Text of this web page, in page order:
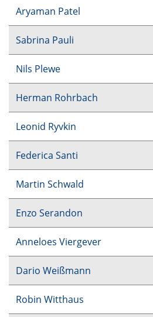
Aryaman Patel
Sabrina Pauli
Nils Plewe
Herman Rohrbach
Leonid Ryvkin
Federica Santi
Martin Schwald
Enzo Serandon
Anneloes Viergever
Dario Weißmann
Robin Witthaus